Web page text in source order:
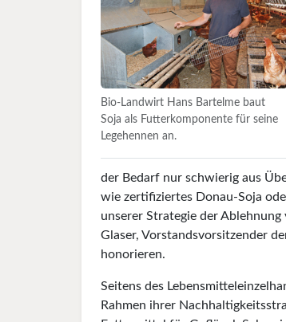
Bio-Landwirt Hans Bartelme baut
Soja als Futterkomponente für seine
Legehennen an.
der Bedarf nur schwierig aus
wie zertifiziertes Donau-Soja
unserer Strategie der
Glaser, Vorstandsvorsitzender
honorieren.
Seitens des
Rahmen ihrer